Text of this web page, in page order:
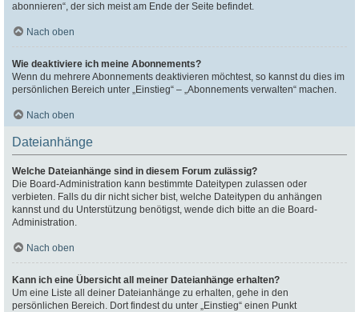
abonnieren“, der sich meist am Ende der Seite befindet.
Nach oben
Wie deaktiviere ich meine Abonnements?
Wenn du mehrere Abonnements deaktivieren möchtest, so kannst du dies im
persönlichen Bereich unter „Einstieg“ – „Abonnements verwalten“ machen.
Nach oben
Dateianhänge
Welche Dateianhänge sind in diesem Forum zulässig?
Die Board-Administration kann bestimmte Dateitypen zulassen oder
verbieten. Falls du dir nicht sicher bist, welche Dateitypen du anhängen
kannst und du Unterstützung benötigst, wende dich bitte an die Board-
Administration.
Nach oben
Kann ich eine Übersicht all meiner Dateianhänge erhalten?
Um eine Liste all deiner Dateianhänge zu erhalten, gehe in den
persönlichen Bereich. Dort findest du unter „Einstieg“ einen Punkt